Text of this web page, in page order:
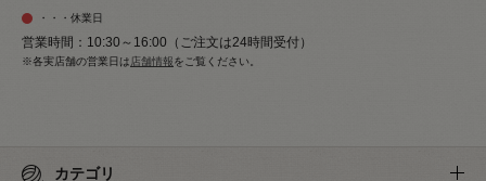
・・・休業日
営業時間：10:30～16:00（ご注文は24時間受付）
※各実店舗の営業日は 店舗情報をご覧ください。
カテゴリ